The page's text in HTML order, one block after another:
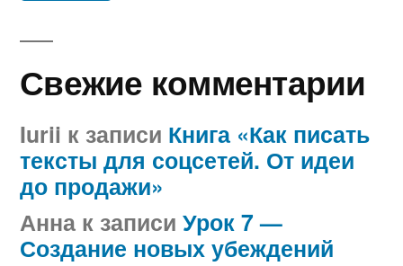
Свежие комментарии
Iurii к записи Книга «Как писать
тексты для соцсетей. От идеи
до продажи»
Анна к записи Урок 7 —
Создание новых убеждений